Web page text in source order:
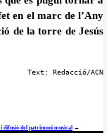
en el marc de l’Any
de la torre de Jesús
Text: Redacció/ACN
difusió del patrimoni musical →